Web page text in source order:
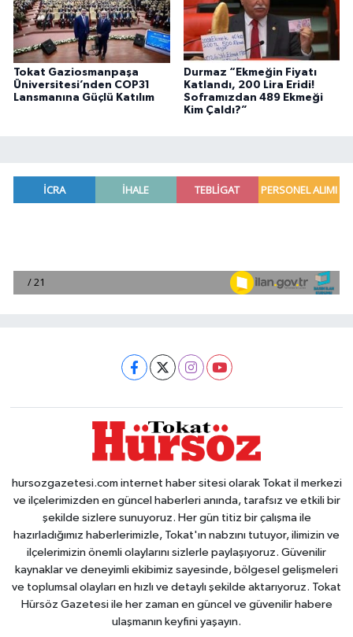
Tokat Gaziosmanpaşa
Üniversitesi’nden COP31
Lansmanına Güçlü Katılım
Durmaz “Ekmeğin Fiyatı
Katlandı, 200 Lira Eridi!
Soframızdan 489 Ekmeği
Kim Çaldı?”
hursozgazetesi.com internet haber sitesi olarak Tokat il merkezi
ve ilçelerimizden en güncel haberleri anında, tarafsız ve etkili bir
şekilde sizlere sunuyoruz. Her gün titiz bir çalışma ile
hazırladığımız haberlerimizle, Tokat'ın nabzını tutuyor, ilimizin ve
ilçelerimizin önemli olaylarını sizlerle paylaşıyoruz. Güvenilir
kaynaklar ve deneyimli ekibimiz sayesinde, bölgesel gelişmeleri
ve toplumsal olayları en hızlı ve detaylı şekilde aktarıyoruz. Tokat
Hürsöz Gazetesi ile her zaman en güncel ve güvenilir habere
ulaşmanın keyfini yaşayın.